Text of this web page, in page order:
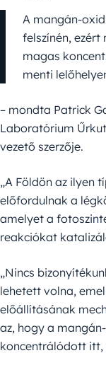
A mangán-
felszínén,
magas
menti
– mondta Patrick
Laboratórium
vezető szerzője.
„A Földön az ilyen
előfordulnak a
amelyet a
reakciókat
„Nincs
lehetett volna,
előállításának
az, hogy a
koncentrálódott itt,